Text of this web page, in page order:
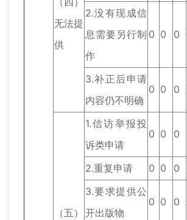
无法提
供
2.没有现成信
息需要另行制
作
0 0 0
3.补正后申请
内容仍不明确
0 0 0
（五）
1.信访举报投
诉类申请
0 0 0
2.重复申请 0 0 0
3.要求提供公
开出版物
0 0 0